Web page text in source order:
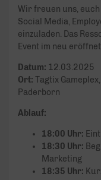
Wir freuen uns, euch
Social Media,
einzuladen. Das
Event im neu
Datum: 12.03.2025
Ort: Tagtix
Paderborn
Ablauf:
18:00 Uhr:
18:30 Uhr:
Marketing
18:35 Uhr: